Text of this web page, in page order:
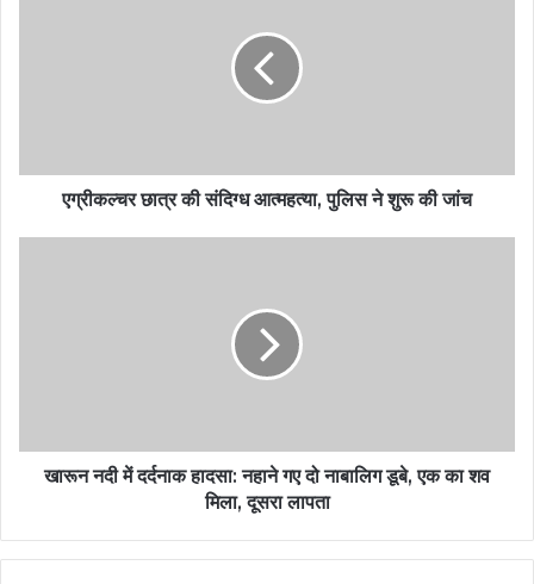
एग्रीकल्चर छात्र की संदिग्ध आत्महत्या, पुलिस ने शुरू की जांच
खारून नदी में दर्दनाक हादसा: नहाने गए दो नाबालिग डूबे, एक का शव
मिला, दूसरा लापता